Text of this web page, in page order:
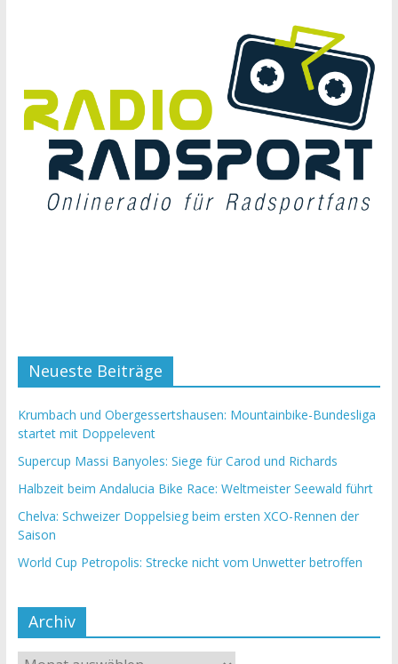
Neueste Beiträge
Krumbach und Obergessertshausen: Mountainbike-Bundesliga
startet mit Doppelevent
Supercup Massi Banyoles: Siege für Carod und Richards
Halbzeit beim Andalucia Bike Race: Weltmeister Seewald führt
Chelva: Schweizer Doppelsieg beim ersten XCO-Rennen der
Saison
World Cup Petropolis: Strecke nicht vom Unwetter betroffen
Archiv